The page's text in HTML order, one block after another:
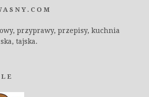
przyprawy, przepisy, kuchnia
tajska.